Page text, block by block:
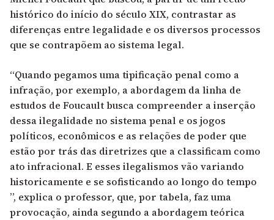
histórico do início do século XIX, contrastar as
diferenças entre legalidade e os diversos processos
que se contrapõem ao sistema legal.
“Quando pegamos uma tipificação penal como a
infração, por exemplo, a abordagem da linha de
estudos de Foucault busca compreender a inserção
dessa ilegalidade no sistema penal e os jogos
políticos, econômicos e as relações de poder que
estão por trás das diretrizes que a classificam como
ato infracional. E esses ilegalismos vão variando
historicamente e se sofisticando ao longo do tempo
”, explica o professor, que, por tabela, faz uma
provocação, ainda segundo a abordagem teórica